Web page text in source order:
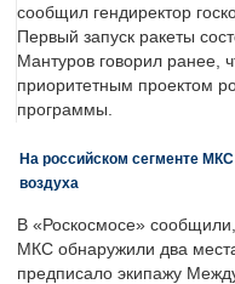
сообщил гендиректор
Первый запуск ракеты
Мантуров говорил ранее,
приоритетным проектом
программы.
На российском сегменте
воздуха
В «Роскосмосе»
МКС обнаружили два
предписало экипажу